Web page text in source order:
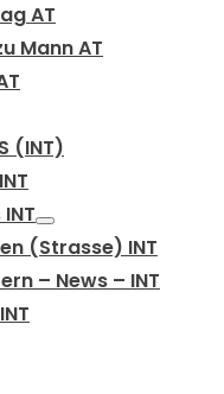
AT
Mann AT
(INT)
(Strasse) INT
– News – INT